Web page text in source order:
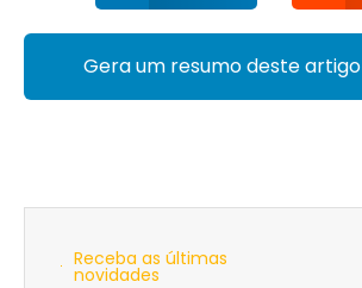
Gera um resumo deste artigo
Receba as últimas
novidades